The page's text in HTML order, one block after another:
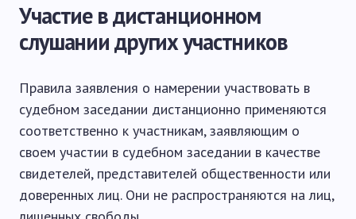
Участие в дистанционном
слушании других участников
Правила заявления о намерении участвовать в
судебном заседании дистанционно применяются
соответственно к участникам, заявляющим о
своем участии в судебном заседании в качестве
свидетелей, представителей общественности или
доверенных лиц. Они не распространяются на лиц,